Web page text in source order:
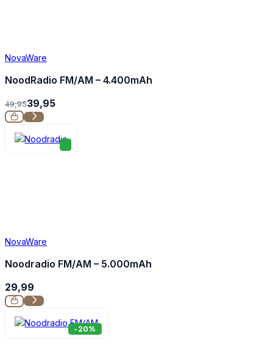
NovaWare
NoodRadio FM/AM – 4.400mAh
49,9539,95
NovaWare
Noodradio FM/AM – 5.000mAh
29,99
-20%